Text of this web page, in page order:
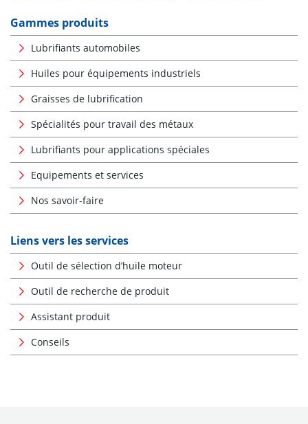
Gammes produits
Lubrifiants automobiles
Huiles pour équipements industriels
Graisses de lubrification
Spécialités pour travail des métaux
Lubrifiants pour applications spéciales
Equipements et services
Nos savoir-faire
Liens vers les services
Outil de sélection d’huile moteur
Outil de recherche de produit
Assistant produit
Conseils